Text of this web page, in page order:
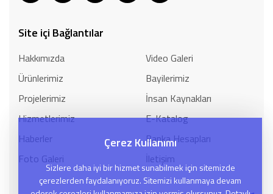
Site içi Bağlantılar
Hakkımızda
Ürünlerimiz
Projelerimiz
Hizmetlerimiz
Haberler
Foto Galeri
Video Galeri
Bayilerimiz
İnsan Kaynakları
E-Katalog
Banka Hesapları
İletişim
Çerez Kullanımı
Sizlere daha iyi bir hizmet sunabilmek için sitemizde
çerezlerden faydalanıyoruz. Sitemizi kullanmaya devam